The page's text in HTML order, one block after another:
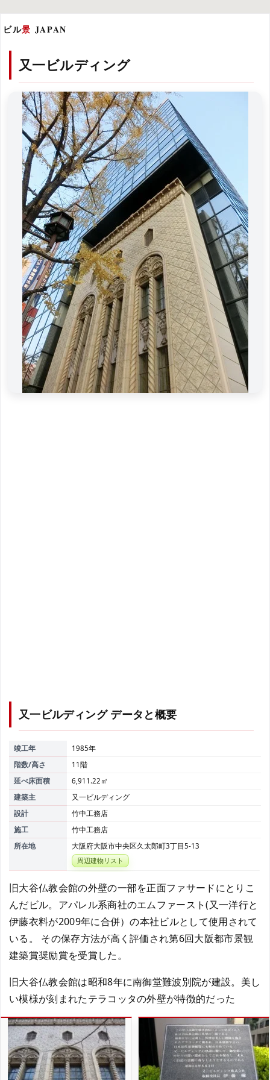
ビル景 JAPAN
又一ビルディング
又一ビルディングデータと概要
竣工年
1985年
階数/高さ
11階
延べ床面積
6,911.22㎡
建築主
又一ビルディング
設計
竹中工務店
施工
竹中工務店
所在地
大阪府大阪市中央区久太郎町3丁目5-13
周辺建物リスト
旧大谷仏教会館の外壁の一部を正面ファサードにとりこ
んだビル。アパレル系商社のエムファースト(又一洋行と
伊藤衣料が2009年に合併）の本社ビルとして使用されて
いる。 その保存方法が高く評価され第6回大阪都市景観
建築賞奨励賞を受賞した。
旧大谷仏教会館は昭和8年に南御堂難波別院が建設。美し
い模様が刻まれたテラコッタの外壁が特徴的だった